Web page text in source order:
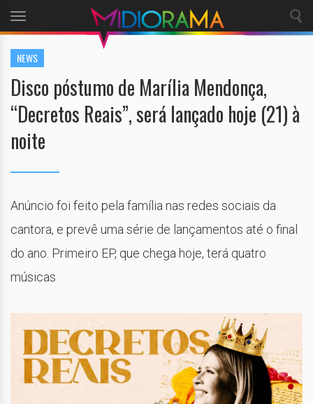
Toggle
navigation
NEWS
Disco póstumo de Marília Mendonça,
“Decretos Reais”, será lançado hoje (21) à
noite
Anúncio foi feito pela família nas redes sociais da
cantora, e prevê uma série de lançamentos até o final
do ano. Primeiro EP, que chega hoje, terá quatro
músicas